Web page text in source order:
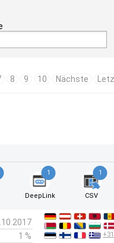
8 9 10 Nächste
1
DeepLink
1
CSV
1 %
+31